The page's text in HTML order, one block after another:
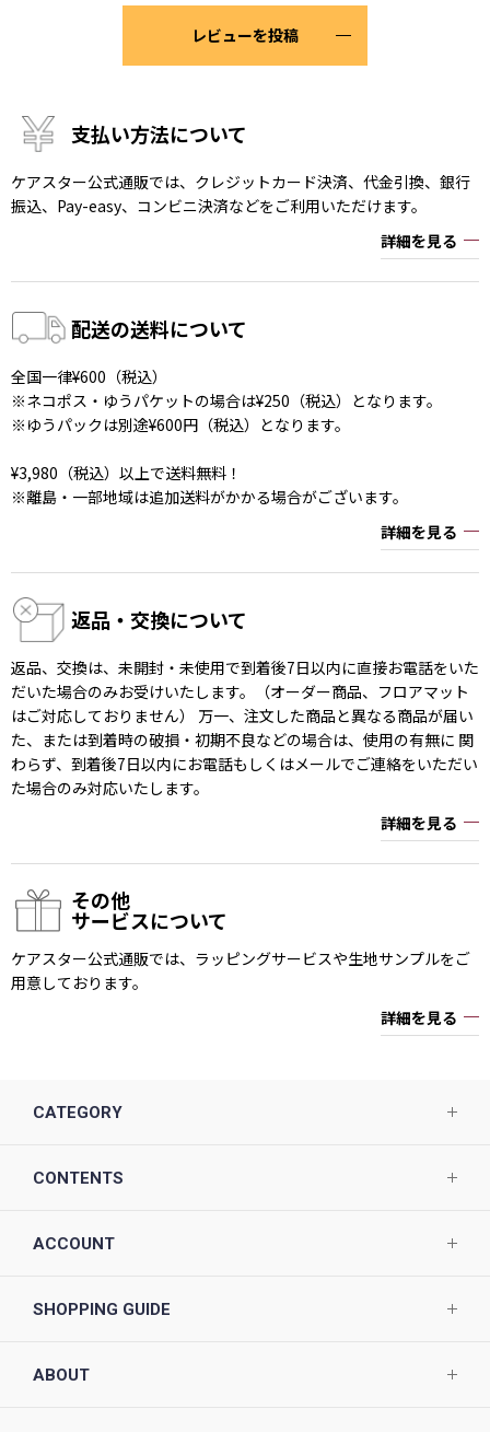
レビューを投稿
支払い方法について
ケアスター公式通販では、クレジットカード決済、代金引換、銀行
振込、Pay-easy、コンビニ決済などをご利用いただけます。
詳細を見る
配送の送料について
全国一律¥600（税込）
※ネコポス・ゆうパケットの場合は¥250（税込）となります。
※ゆうパックは別途¥600円（税込）となります。
¥3,980（税込）以上で送料無料！
※離島・一部地域は追加送料がかかる場合がございます。
詳細を見る
返品・交換について
返品、交換は、未開封・未使用で到着後7日以内に直接お電話をいた
だいた場合のみお受けいたします。（オーダー商品、フロアマット
はご対応しておりません） 万一、注文した商品と異なる商品が届い
た、または到着時の破損・初期不良などの場合は、使用の有無に 関
わらず、到着後7日以内にお電話もしくはメールでご連絡をいただい
た場合のみ対応いたします。
詳細を見る
その他
サービスについて
ケアスター公式通販では、ラッピングサービスや生地サンプルをご
用意しております。
詳細を見る
CATEGORY
CONTENTS
ACCOUNT
SHOPPING GUIDE
ABOUT